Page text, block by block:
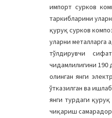
импорт сурков
таркибларини
қуруқ сурков
уларни металларга
тўлдирувчи
чидамлилигини 190
олинган янги
ўтказилган ва
янги турдаги
чиқариш самарадор